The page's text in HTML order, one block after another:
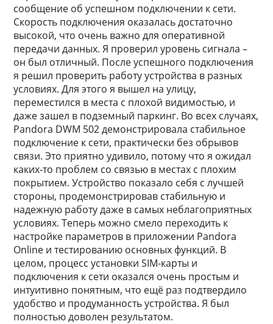
сообщение об успешном подключении к сети.
Скорость подключения оказалась достаточно
высокой, что очень важно для оперативной
передачи данных. Я проверил уровень сигнала –
он был отличный. После успешного подключения
я решил проверить работу устройства в разных
условиях. Для этого я вышел на улицу,
переместился в места с плохой видимостью, и
даже зашел в подземный паркинг. Во всех случаях,
Pandora DWM 502 демонстрировала стабильное
подключение к сети, практически без обрывов
связи. Это приятно удивило, потому что я ожидал
каких-то проблем со связью в местах с плохим
покрытием. Устройство показало себя с лучшей
стороны, продемонстрировав стабильную и
надежную работу даже в самых неблагоприятных
условиях. Теперь можно смело переходить к
настройке параметров в приложении Pandora
Online и тестированию основных функций. В
целом, процесс установки SIM-карты и
подключения к сети оказался очень простым и
интуитивно понятным, что ещё раз подтвердило
удобство и продуманность устройства. Я был
полностью доволен результатом.